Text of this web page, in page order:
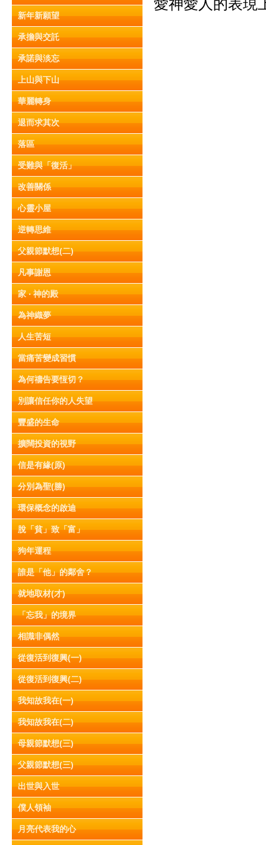
新年新願望
承擔與交託
承諾與淡忘
上山與下山
華麗轉身
退而求其次
落區
受難與「復活」
改善關係
心靈小屋
逆轉思維
父親節默想(二)
凡事謝恩
家 ‧ 神的殿
為神織夢
人生苦短
當痛苦變成習慣
為何禱告要恆切？
別讓信任你的人失望
豐盛的生命
擴闊投資的視野
信是有緣(原)
分別為聖(勝)
環保概念的啟迪
脫「貧」致「富」
狗年運程
誰是「他」的鄰舍？
就地取材(才)
「忘我」的境界
相識非偶然
從復活到復興(一)
從復活到復興(二)
我知故我在(一)
我知故我在(二)
母親節默想(三)
父親節默想(三)
出世與入世
僕人領袖
月亮代表我的心
愛神愛人的表現